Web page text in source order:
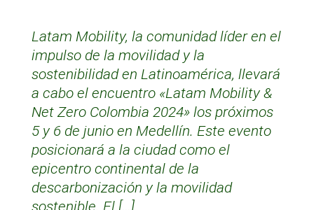
Latam Mobility, la comunidad líder en el
impulso de la movilidad y la
sostenibilidad en Latinoamérica, llevará
a cabo el encuentro «Latam Mobility &
Net Zero Colombia 2024» los próximos
5 y 6 de junio en Medellín. Este evento
posicionará a la ciudad como el
epicentro continental de la
descarbonización y la movilidad